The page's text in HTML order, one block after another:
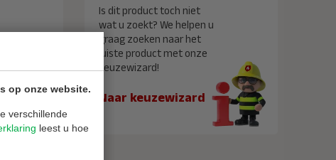
op onze website.
verschillende
leest u hoe
Is dit product toch niet
wat u zoekt? We helpen u
graag zoeken naar het
juiste product met onze
keuzewizard!
Naar keuzewizard